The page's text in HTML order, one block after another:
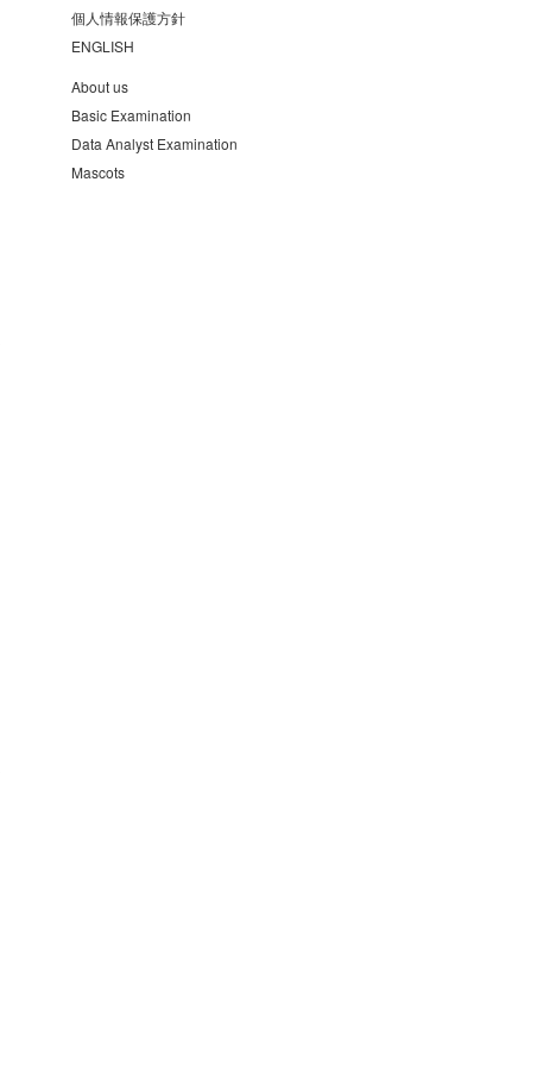
個人情報保護方針
ENGLISH
About us
Basic Examination
Data Analyst Examination
Mascots